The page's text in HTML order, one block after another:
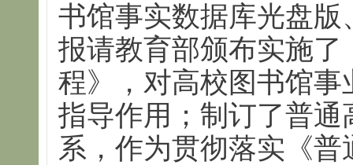
书馆事实数据库光盘
报请教育部颁布实施
程》，对高校图书馆
指导作用；制订了普
系，作为贯彻落实《